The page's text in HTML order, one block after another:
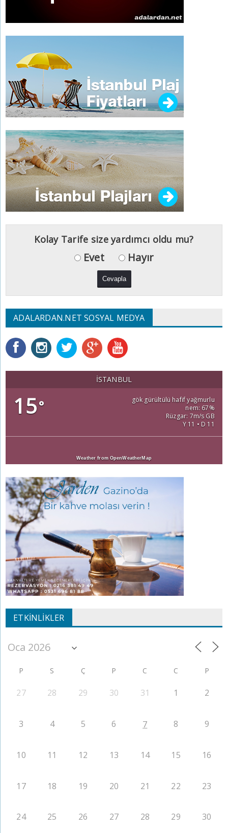
Kolay Tarife size yardımcı oldu mu?
Evet Hayır
ADALARDAN.NET SOSYAL MEDYA
İSTANBUL
15°
gök gürültülü hafif yağmurlu
nem: 67%
Rüzgar: 7m/s GB
Y 11 • D 11
Weather from OpenWeatherMap
ETKINLIKLER
P S Ç P C C P
27 28 29 30 31 1 2
3 4 5 6 7 8 9
10 11 12 13 14 15 16
17 18 19 20 21 22 23
24 25 26 27 28 29 30